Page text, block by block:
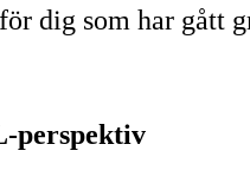
dig som har gått
perspektiv